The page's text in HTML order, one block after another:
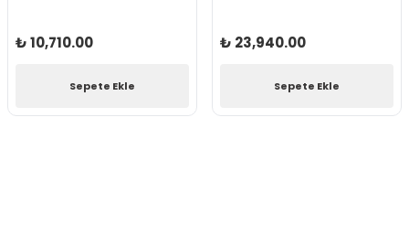
₺ 10,710.00
Sepete Ekle
₺ 23,940.00
Sepete Ekle